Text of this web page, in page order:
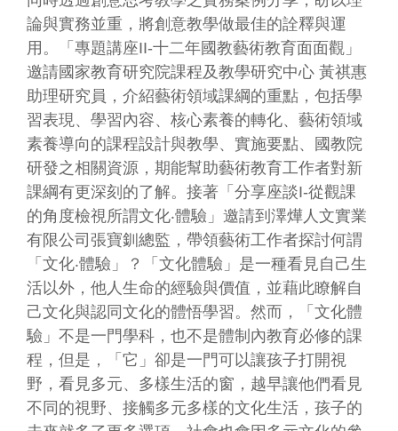
主
題
站
公
資
訊
影
音
意
見
信
隱
論與實務並重，將創意教學做最佳的詮釋與運
用。「專題講座II-十二年國教藝術教育面面觀」
邀請國家教育研究院課程及教學研究中心 黃祺惠
助理研究員，介紹藝術領域課綱的重點，包括學
習表現、學習內容、核心素養的轉化、藝術領域
素養導向的課程設計與教學、實施要點、國教院
研發之相關資源，期能幫助藝術教育工作者對新
課綱有更深刻的了解。 接著「分享座談I-從觀課
的角度檢視所謂文化‧體驗」邀請到澤燁人文實業
有限公司張寶釧總監，帶領藝術工作者探討何謂
「文化‧體驗」？「文化體驗」是一種看見自己生
活以外，他人生命的經驗與價值，並藉此瞭解自
己文化與認同文化的體悟學習。然而，「文化體
驗」不是一門學科，也不是體制內教育必修的課
程，但是，「它」卻是一門可以讓孩子打開視
野，看見多元、多樣生活的窗，越早讓他們看見
不同的視野、接觸多元多樣的文化生活，孩子的